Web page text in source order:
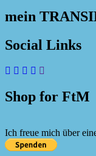
mein
Social Links
Shop for FtM
Ich freue mich über